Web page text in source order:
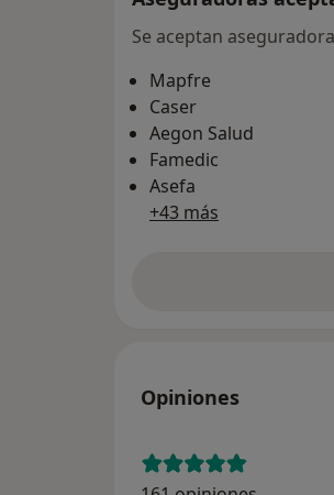
Se aceptan
Mapfre
Caser
Aegon Salud
Famedic
Asefa
+43 más
Opiniones